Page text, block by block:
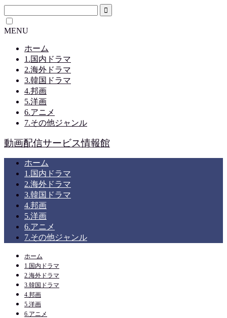
MENU
ホーム
1.国内ドラマ
2.海外ドラマ
3.韓国ドラマ
4.邦画
5.洋画
6.アニメ
7.その他ジャンル
動画配信サービス情報館
ホーム
1.国内ドラマ
2.海外ドラマ
3.韓国ドラマ
4.邦画
5.洋画
6.アニメ
7.その他ジャンル
ホーム
1.国内ドラマ
2.海外ドラマ
3.韓国ドラマ
4.邦画
5.洋画
6.アニメ